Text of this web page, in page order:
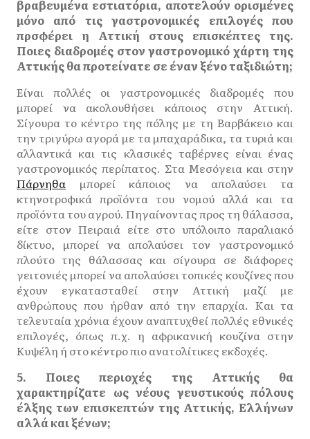
βραβευμένα εστιατόρια, αποτελούν ορισμένες
μόνο από τις γαστρονομικές επιλογές που
πρσφέρει η Αττική στους επισκέπτες της.
Ποιες διαδρομές στον γαστρονομικό χάρτη της
Αττικής θα προτείνατε σε έναν ξένο ταξιδιώτη;
Είναι πολλές οι γαστρονομικές διαδρομές που
μπορεί να ακολουθήσει κάποιος στην Αττική.
Σίγουρα το κέντρο της πόλης με τη Βαρβάκειο και
την τριγύρω αγορά με τα μπαχαράδικα, τα τυριά και
αλλαντικά και τις κλασικές ταβέρνες είναι ένας
γαστρονομικός περίπατος. Στα Μεσόγεια και στην
Πάρνηθα μπορεί κάποιος να απολαύσει τα
κτηνοτροφικά προϊόντα του νομού αλλά και τα
προϊόντα του αγρού. Πηγαίνοντας προς τη θάλασσα,
είτε στον Πειραιά είτε στο υπόλοιπο παραλιακό
δίκτυο, μπορεί να απολαύσει τον γαστρονομικό
πλούτο της θάλασσας και σίγουρα σε διάφορες
γειτονιές μπορεί να απολαύσει τοπικές κουζίνες που
έχουν εγκατασταθεί στην Αττική μαζί με
ανθρώπους που ήρθαν από την επαρχία. Και τα
τελευταία χρόνια έχουν αναπτυχθεί πολλές εθνικές
επιλογές, όπως π.χ. η αφρικανική κουζίνα στην
Κυψέλη ή στο κέντρο πιο ανατολίτικες εκδοχές.
5. Ποιες περιοχές της Αττικής θα
χαρακτηρίζατε ως νέους γευστικούς πόλους
έλξης των επισκεπτών της Αττικής, Ελλήνων
αλλά και ξένων;